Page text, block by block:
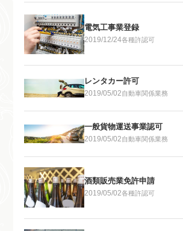
電気工事業登録
2019/12/24各種許認可
レンタカー許可
2019/05/02自動車関係業務
一般貨物運送事業認可
2019/05/02自動車関係業務
酒類販売業免許申請
2019/05/02各種許認可